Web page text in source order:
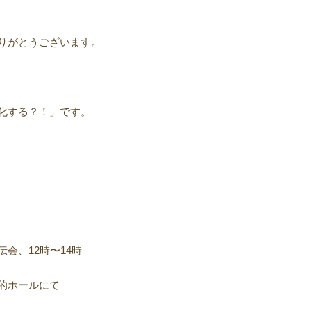
とうございます。
る？！」です。
会、12時〜14時
ルにて